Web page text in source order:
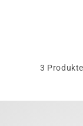
3 Produkte